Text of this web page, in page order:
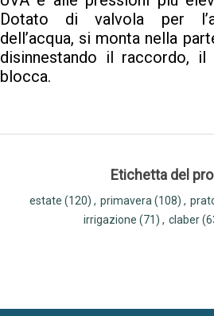
Dotato di valvola per
dell’acqua, si monta nella
disinnestando il raccordo, il
blocca.
Etichetta del
estate (120) , primavera (108) ,
irrigazione (71) , claber